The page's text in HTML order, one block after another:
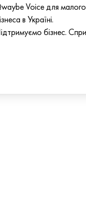
Voice для
в Україні.
бізнес.